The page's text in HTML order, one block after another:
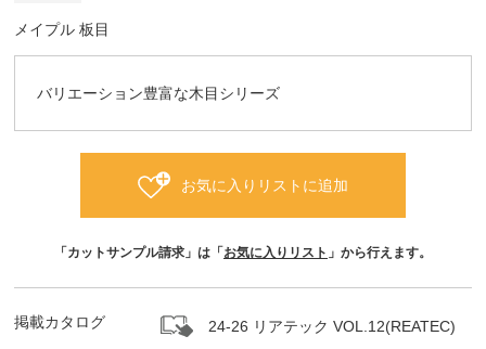
メイプル 板目
バリエーション豊富な木目シリーズ
お気に入りリストに追加
「カットサンプル請求」は「 お気に入りリスト 」から行えます。
掲載カタログ 24-26 リアテック VOL.12(REATEC)